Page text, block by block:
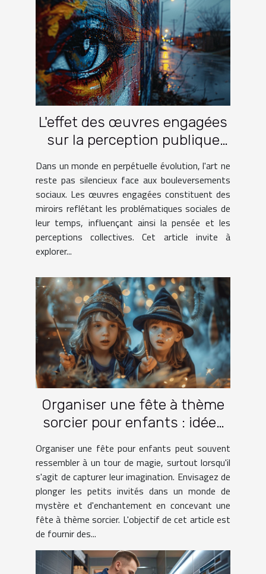
L'effet des œuvres engagées
sur la perception publique
Dans un monde en perpétuelle évolution, l'art ne
reste pas silencieux face aux bouleversements
sociaux. Les œuvres engagées constituent des
miroirs reflétant les problématiques sociales de
leur temps, influençant ainsi la pensée et les
perceptions collectives. Cet article invite à
explorer...
Organiser une fête à thème
sorcier pour enfants : idées
Organiser une fête pour enfants peut souvent
ressembler à un tour de magie, surtout lorsqu'il
s'agit de capturer leur imagination. Envisagez de
plonger les petits invités dans un monde de
mystère et d'enchantement en concevant une
fête à thème sorcier. L'objectif de cet article est
de fournir des...